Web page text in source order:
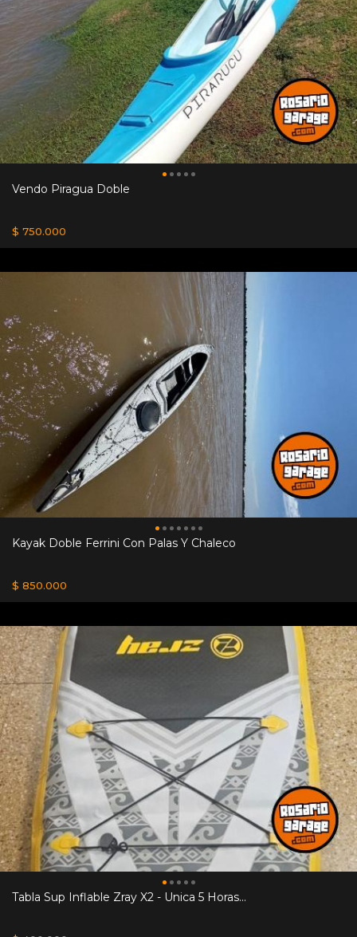
Vendo Piragua Doble
$ 750.000
Kayak Doble Ferrini Con Palas Y Chaleco
$ 850.000
Tabla Sup Inflable Zray X2 - Unica 5 Horas...